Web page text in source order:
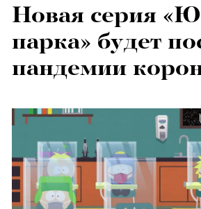
Новая серия
парка» будет
пандемии